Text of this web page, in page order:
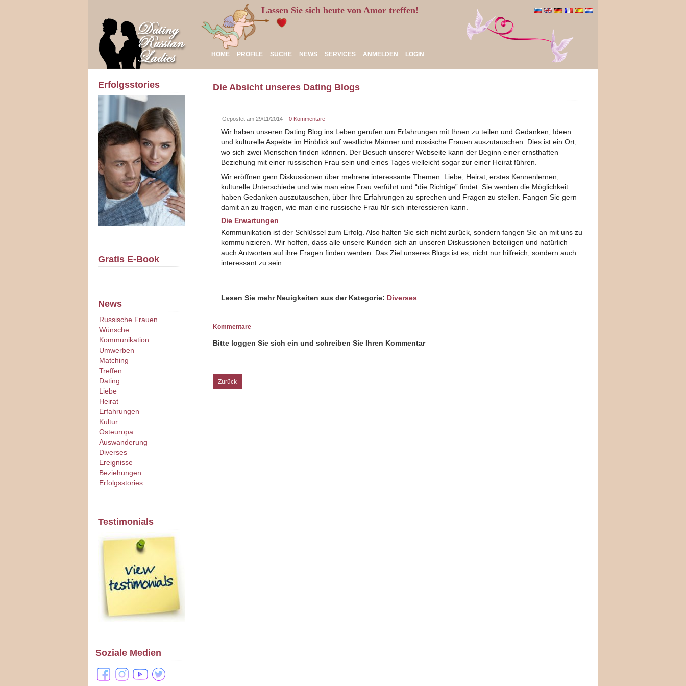
Lassen Sie sich heute von Amor treffen!
LOGIN
ANMELDEN
SERVICES
NEWS
SUCHE
PROFILE
HOME
Erfolgsstories
Gratis E-Book
News
Russische Frauen
Wünsche
Kommunikation
Umwerben
Matching
Treffen
Dating
Liebe
Heirat
Erfahrungen
Kultur
Osteuropa
Auswanderung
Diverses
Ereignisse
Beziehungen
Erfolgsstories
Testimonials
Soziale Medien
Die Absicht unseres Dating Blogs
Gepostet am 29/11/2014 0 Kommentare
Wir haben unseren Dating Blog ins Leben gerufen um Erfahrungen mit Ihnen zu teilen und Gedanken, Ideen
und kulturelle Aspekte im Hinblick auf westliche Männer und russische Frauen auszutauschen. Dies ist ein Ort,
wo sich zwei Menschen finden können. Der Besuch unserer Webseite kann der Beginn einer ernsthaften
Beziehung mit einer russischen Frau sein und eines Tages vielleicht sogar zur einer Heirat führen.
Wir eröffnen gern Diskussionen über mehrere interessante Themen: Liebe, Heirat, erstes Kennenlernen,
kulturelle Unterschiede und wie man eine Frau verführt und “die Richtige” findet. Sie werden die Möglichkeit
haben Gedanken auszutauschen, über Ihre Erfahrungen zu sprechen und Fragen zu stellen. Fangen Sie gern
damit an zu fragen, wie man eine russische Frau für sich interessieren kann.
Die Erwartungen
Kommunikation ist der Schlüssel zum Erfolg. Also halten Sie sich nicht zurück, sondern fangen Sie an mit uns zu
kommunizieren. Wir hoffen, dass alle unsere Kunden sich an unseren Diskussionen beteiligen und natürlich
auch Antworten auf ihre Fragen finden werden. Das Ziel unseres Blogs ist es, nicht nur hilfreich, sondern auch
interessant zu sein.
Lesen Sie mehr Neuigkeiten aus der Kategorie: Diverses
Kommentare
Bitte loggen Sie sich ein und schreiben Sie Ihren Kommentar
Zurück